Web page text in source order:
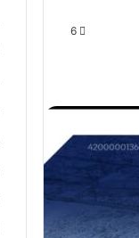
6